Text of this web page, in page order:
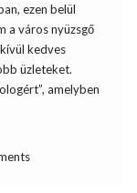
ezen belül
a város nyüzsgő
kedves
üzleteket.
amelyben